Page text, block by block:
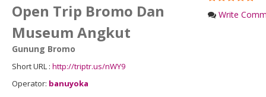
Write
Open Trip Bromo Dan
Museum Angkut
Gunung Bromo
Short URL : http://triptr.us/nWY9
Operator: banuyoka